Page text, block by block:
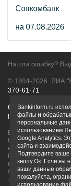
Совкомбанк
на 07.08.2026
Нашли ошибку?
© 1994-2026. РИА
370-61-71
О проектеПолитика
Правовая
Вся информация о
bankinform.ru, носит
не является
ГК РФ. Информация не
может быть изменена.
банков или при
товарные знаки
Bankinform.ru
файлы и
персональные
использованием
Google Analytics.
сайта и
Подтвердите ваше
кнопу Ок. Если вы
ваши данные
пожалуйста,
использование